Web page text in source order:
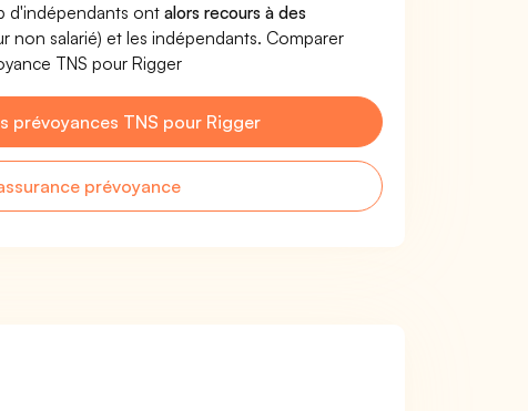
d'indépendants ont alors recours à des
non salarié) et les indépendants. Comparer
TNS pour Rigger
prévoyances TNS pour Rigger
prévoyance